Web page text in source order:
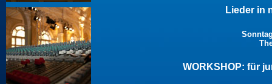
Lieder in
WORKSHOP: für